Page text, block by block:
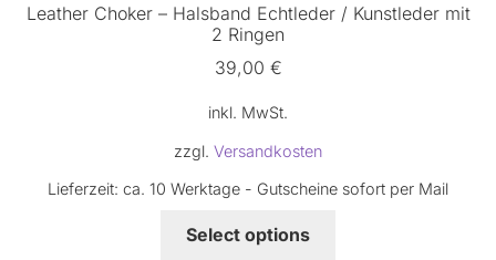
Leather Choker – Halsband Echtleder / Kunstleder mit
2 Ringen
39,00 €
inkl. MwSt.
zzgl. Versandkosten
Lieferzeit: ca. 10 Werktage - Gutscheine sofort per Mail
Select options